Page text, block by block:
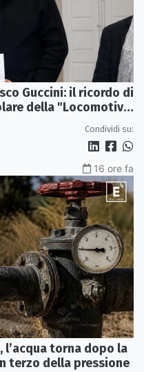
Guccini: il ricordo di
della "Locomotiva
Condividi su:
16 ore fa
torna dopo la
terzo della pressione